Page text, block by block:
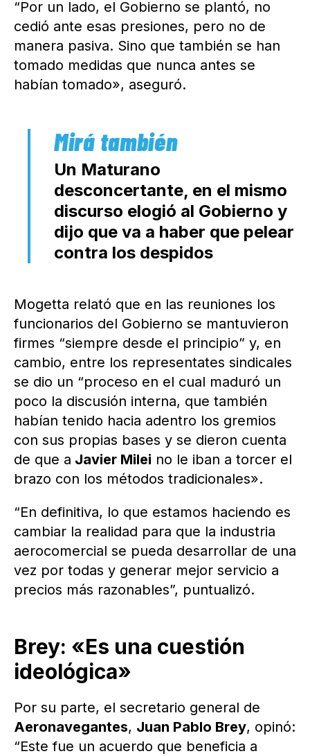
“Por un lado, el Gobierno se plantó, no
cedió ante esas presiones, pero no de
manera pasiva. Sino que también se han
tomado medidas que nunca antes se
habían tomado», aseguró.
Un Maturano
desconcertante, en el mismo
discurso elogió al Gobierno y
dijo que va a haber que pelear
contra los despidos
Mogetta relató que en las reuniones los
funcionarios del Gobierno se mantuvieron
firmes “siempre desde el principio” y, en
cambio, entre los representates sindicales
se dio un “proceso en el cual maduró un
poco la discusión interna, que también
habían tenido hacia adentro los gremios
con sus propias bases y se dieron cuenta
de que a Javier Milei no le iban a torcer el
brazo con los métodos tradicionales».
“En definitiva, lo que estamos haciendo es
cambiar la realidad para que la industria
aerocomercial se pueda desarrollar de una
vez por todas y generar mejor servicio a
precios más razonables”, puntualizó.
Brey: «Es una cuestión
ideológica»
Por su parte, el secretario general de
Aeronavegantes, Juan Pablo Brey, opinó:
“Este fue un acuerdo que beneficia a